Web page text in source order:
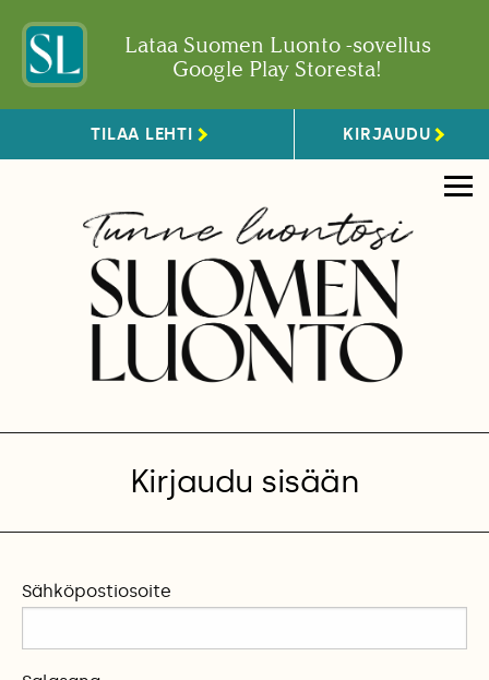
Lataa Suomen Luonto -sovellus
Google Play Storesta!
TILAA LEHTI KIRJAUDU
Kirjaudu sisään
Sähköpostiosoite